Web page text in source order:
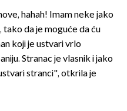
hahah! Imam neke jako
da je moguće da ću
koji je ustvari vrlo
Stranac je vlasnik i jako
stranci", otkrila je